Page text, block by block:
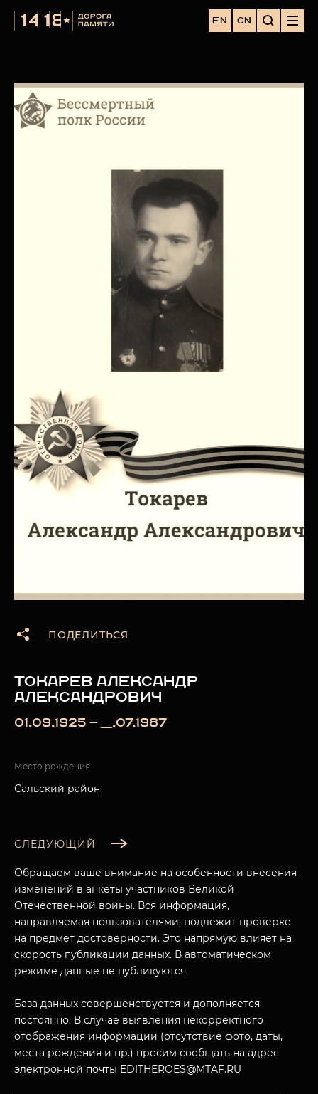
EN CN
ПОДЕЛИТЬСЯ
ТОКАРЕВ АЛЕКСАНДР
АЛЕКСАНДРОВИЧ
01.09.1925 — __.07.1987
Место рождения
Сальский район
СЛЕДУЮЩИЙ
Обращаем ваше внимание на особенности внесения
изменений в анкеты участников Великой
Отечественной войны. Вся информация,
направляемая пользователями, подлежит проверке
на предмет достоверности. Это напрямую влияет на
скорость публикации данных. В автоматическом
режиме данные не публикуются.
База данных совершенствуется и дополняется
постоянно. В случае выявления некорректного
отображения информации (отсутствие фото, даты,
места рождения и пр.) просим сообщать на адрес
электронной почты EDITHEROES@MTAF.RU